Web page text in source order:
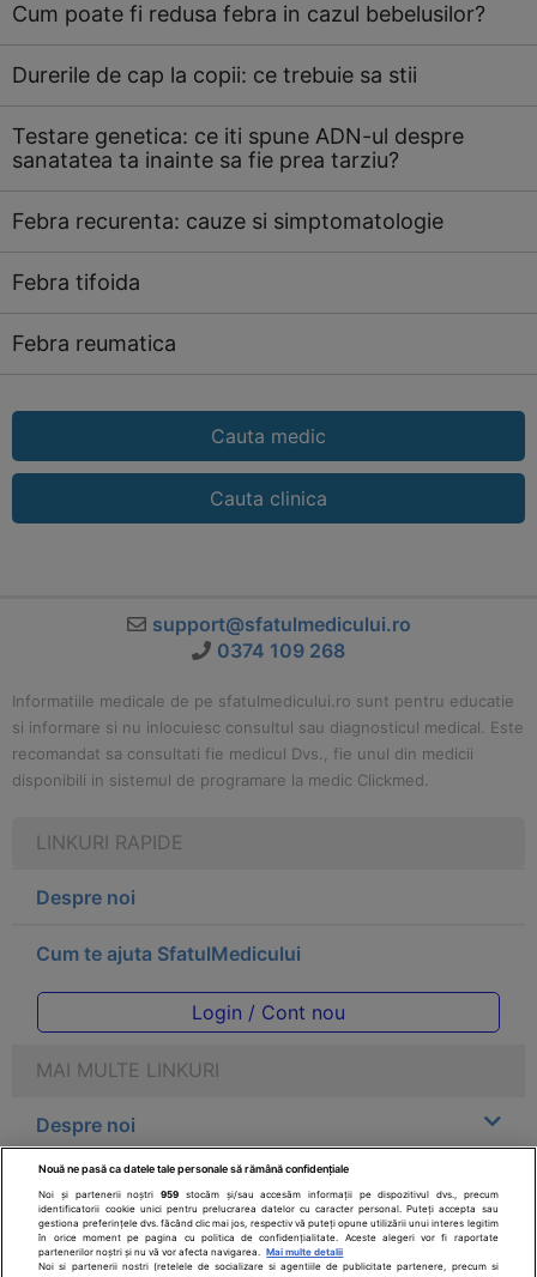
Cum poate fi redusa febra in cazul bebelusilor?
Durerile de cap la copii: ce trebuie sa stii
Testare genetica: ce iti spune ADN-ul despre
sanatatea ta inainte sa fie prea tarziu?
Febra recurenta: cauze si simptomatologie
Febra tifoida
Febra reumatica
Cauta medic
Cauta clinica
support@sfatulmedicului.ro
0374 109 268
Informatiile medicale de pe sfatulmedicului.ro sunt pentru educatie
si informare si nu inlocuiesc consultul sau diagnosticul medical. Este
recomandat sa consultati fie medicul Dvs., fie unul din medicii
disponibili in sistemul de programare la medic Clickmed.
LINKURI RAPIDE
Despre noi
Cum te ajuta SfatulMedicului
Login / Cont nou
MAI MULTE LINKURI
Despre noi
Legal
Drepturile consumatorului
Nouă ne pasă ca datele tale personale să rămână confidențiale
Noi și partenerii noștri959 stocăm și/sau accesăm informații pe dispozitivul dvs., precum
identificatorii cookie unici pentru prelucrarea datelor cu caracter personal. Puteți accepta sau
gestiona preferințele dvs. făcând clic mai jos, respectiv vă puteți opune utilizării unui interes legitim
în orice moment pe pagina cu politica de confidențialitate. Aceste alegeri vor fi raportate
partenerilor noștri și nu vă vor afecta navigarea.
Mai multe detalii
Noi si partenerii nostri (retelele de socializare si agentiile de publicitate partenere, precum si